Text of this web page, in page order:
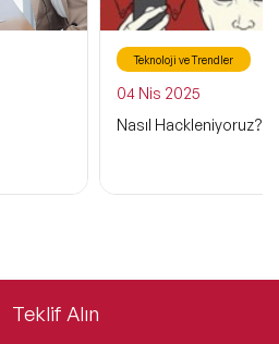
Teknoloji ve Trendler
04 Nis 2025
Nasıl Hackleniyoruz?
Teklif Alın